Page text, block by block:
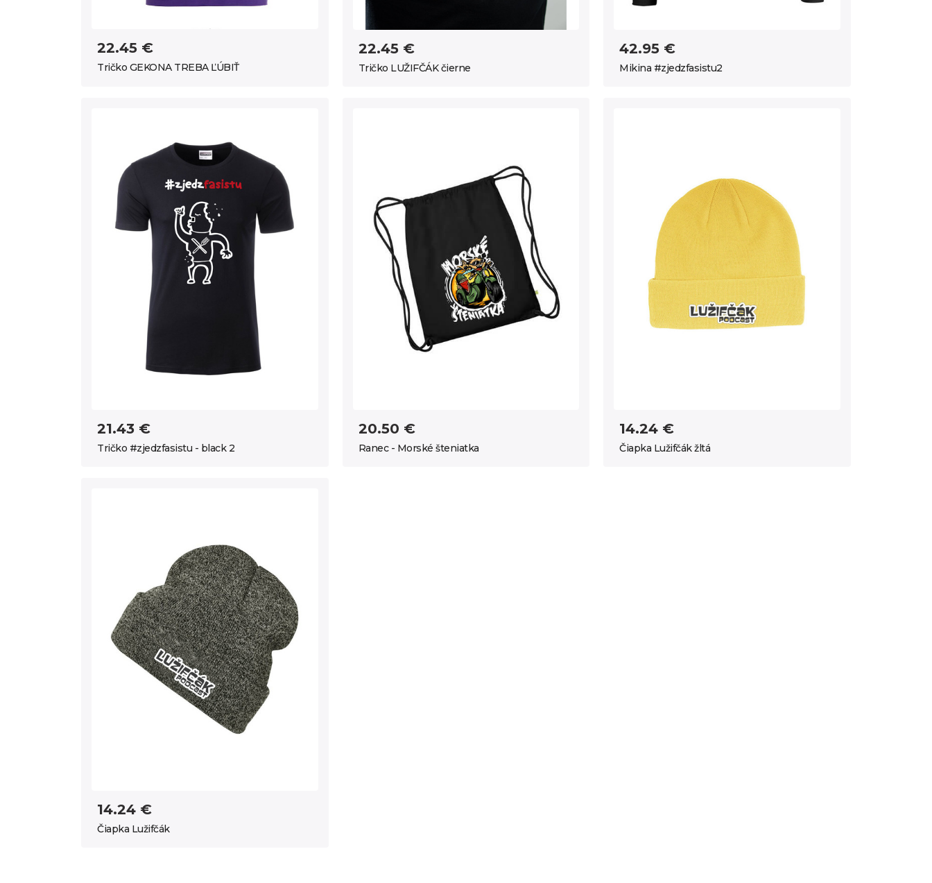
22.45 €
Tričko GEKONA TREBA ĽÚBIŤ
22.45 €
Tričko LUŽIFČÁK čierne
42.95 €
Mikina #zjedzfasistu2
21.43 €
Tričko #zjedzfasistu - black 2
20.50 €
Ranec - Morské šteniatka
14.24 €
Čiapka Lužifčák žltá
14.24 €
Čiapka Lužifčák